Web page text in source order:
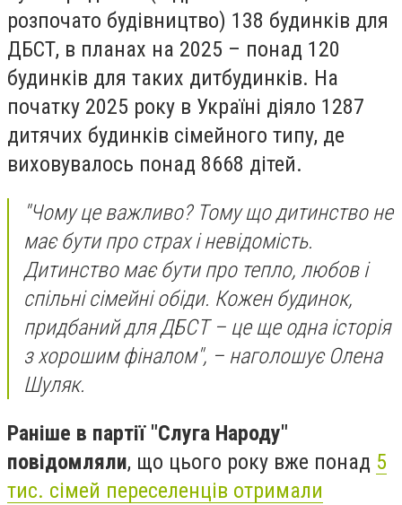
розпочато будівництво) 138 будинків для
ДБСТ, в планах на 2025 – понад 120
будинків для таких дитбудинків. На
початку 2025 року в Україні діяло 1287
дитячих будинків сімейного типу, де
виховувалось понад 8668 дітей.
"Чому це важливо? Тому що дитинство не
має бути про страх і невідомість.
Дитинство має бути про тепло, любов і
спільні сімейні обіди. Кожен будинок,
придбаний для ДБСТ – це ще одна історія
з хорошим фіналом", – наголошує Олена
Шуляк.
Раніше в партії "Слуга Народу"
повідомляли, що цього року вже понад 5
тис. сімей переселенців отримали